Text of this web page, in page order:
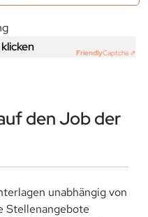
FriendlyCaptcha ⇗
den Job der
unabhängig von
Stellenangebote